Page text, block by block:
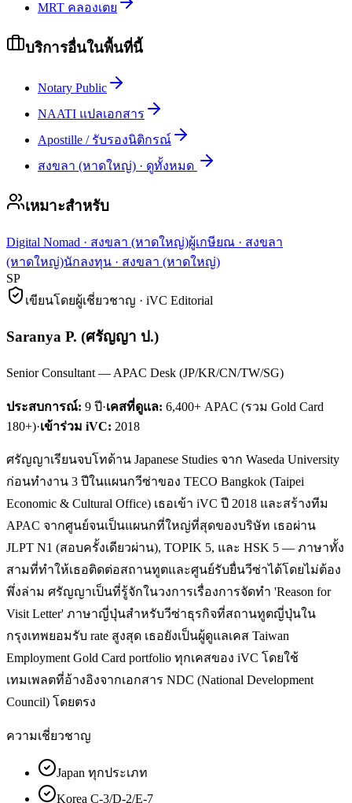
MRT คลองเตย
บริการอื่นในพื้นที่นี้
Notary Public
NAATI แปลเอกสาร
Apostille / รับรองนิติกรณ์
สงขลา (หาดใหญ่) · ดูทั้งหมด
เหมาะสำหรับ
Digital Nomad · สงขลา (หาดใหญ่)ผู้เกษียณ · สงขลา
(หาดใหญ่)นักลงทุน · สงขลา (หาดใหญ่)
SP
เขียนโดยผู้เชี่ยวชาญ · iVC Editorial
Saranya P. (ศรัญญา ป.)
Senior Consultant — APAC Desk (JP/KR/CN/TW/SG)
ประสบการณ์: 9 ปี·เคสที่ดูแล: 6,400+ APAC (รวม Gold Card
180+)·เข้าร่วม iVC: 2018
ศรัญญาเรียนจบโทด้าน Japanese Studies จาก Waseda University
ก่อนทำงาน 3 ปีในแผนกวีซ่าของ TECO Bangkok (Taipei
Economic & Cultural Office) เธอเข้า iVC ปี 2018 และสร้างทีม
APAC จากศูนย์จนเป็นแผนกที่ใหญ่ที่สุดของบริษัท เธอผ่าน
JLPT N1 (สอบครั้งเดียวผ่าน), TOPIK 5, และ HSK 5 — ภาษาทั้ง
สามที่ทำให้เธอติดต่อสถานทูตและศูนย์รับยื่นวีซ่าได้โดยไม่ต้อง
พึ่งล่าม ศรัญญาเป็นที่รู้จักในวงการเรื่องการจัดทำ 'Reason for
Visit Letter' ภาษาญี่ปุ่นสำหรับวีซ่าธุรกิจที่สถานทูตญี่ปุ่นใน
กรุงเทพยอมรับ rate สูงสุด เธอยังเป็นผู้ดูแลเคส Taiwan
Employment Gold Card portfolio ทุกเคสของ iVC โดยใช้
เทมเพลตที่อ้างอิงจากเอกสาร NDC (National Development
Council) โดยตรง
ความเชี่ยวชาญ
Japan ทุกประเภท
Korea C-3/D-2/E-7